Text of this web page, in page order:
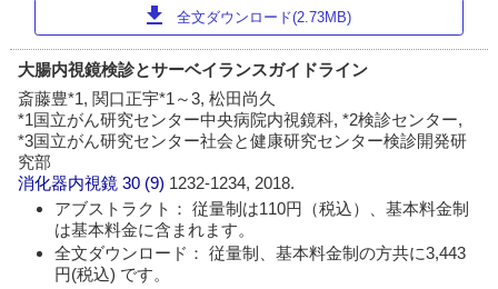
download 全文ダウンロード(2.73MB)
大腸内視鏡検診とサーベイランスガイドライン
斎藤豊*1, 関口正宇*1～3, 松田尚久
*1国立がん研究センター中央病院内視鏡科, *2検診センター,
*3国立がん研究センター社会と健康研究センター検診開発研
究部
消化器内視鏡 30 (9) 1232-1234, 2018.
アブストラクト： 従量制は110円（税込）、基本料金制
は基本料金に含まれます。
全文ダウンロード： 従量制、基本料金制の方共に3,443
円(税込) です。